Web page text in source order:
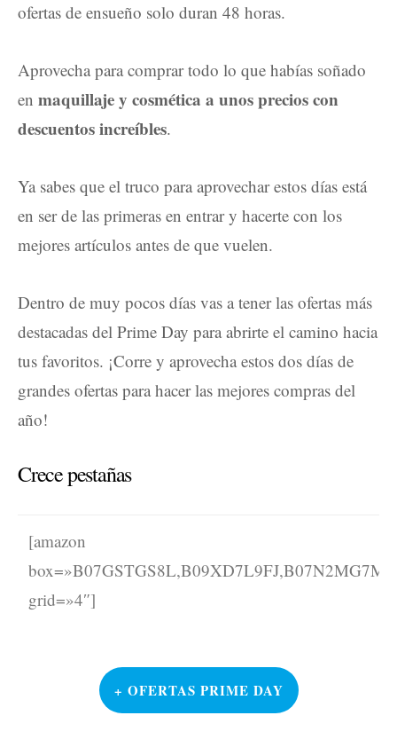
ofertas de ensueño solo duran 48 horas.
Aprovecha para comprar todo lo que habías soñado
en maquillaje y cosmética a unos precios con
descuentos increíbles.
Ya sabes que el truco para aprovechar estos días está
en ser de las primeras en entrar y hacerte con los
mejores artículos antes de que vuelen.
Dentro de muy pocos días vas a tener las ofertas más
destacadas del Prime Day para abrirte el camino hacia
tus favoritos. ¡Corre y aprovecha estos dos días de
grandes ofertas para hacer las mejores compras del
año!
Crece pestañas
[amazon
grid=»4″]
+ OFERTAS PRIME DAY